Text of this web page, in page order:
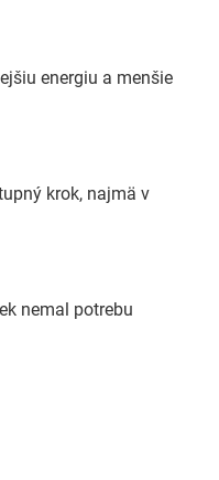
energiu a menšie
krok, najmä v
nemal potrebu